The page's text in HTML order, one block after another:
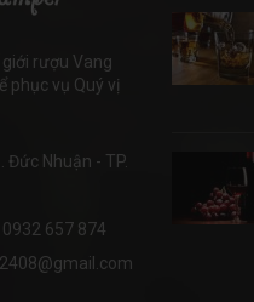
rượu Vang
phục vụ Quý vị
Đức Nhuận - TP.
657 874